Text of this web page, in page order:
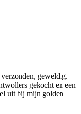
geweldig.
gekocht en een
uit bij mijn golden